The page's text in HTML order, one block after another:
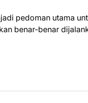
pedoman utama
benar-benar